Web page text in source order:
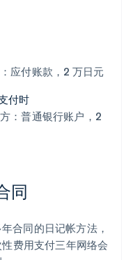
应付账款，2 万日元
付时
：普通银行账户，2
同
合同的日记帐方法，
费用支付三年网络会